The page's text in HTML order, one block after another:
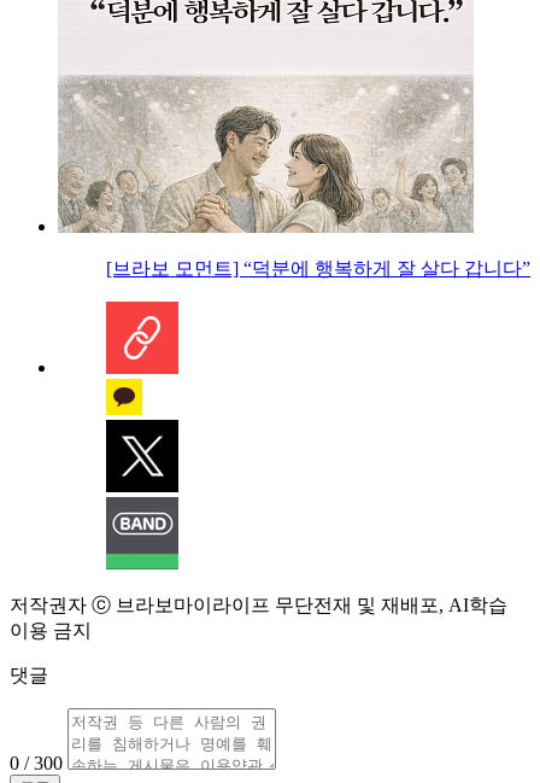
[브라보 모먼트] “덕분에 행복하게 잘 살다 갑니다”
저작권자 ⓒ 브라보마이라이프 무단전재 및 재배포, AI학습
이용 금지
댓글
0 / 300